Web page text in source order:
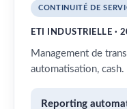
CONTINUITÉ DE
ETI INDUSTRIELLE ·
Management de
automatisation, cash.
Reporting